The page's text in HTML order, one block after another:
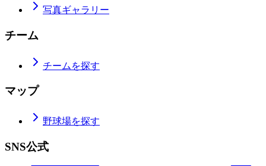
写真ギャラリー
チーム
チームを探す
マップ
野球場を探す
SNS公式